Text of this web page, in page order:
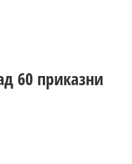
60 приказни